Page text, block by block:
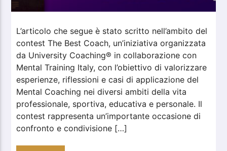
L’articolo che segue è stato scritto nell’ambito del
contest The Best Coach, un’iniziativa organizzata
da University Coaching® in collaborazione con
Mental Training Italy, con l’obiettivo di valorizzare
esperienze, riflessioni e casi di applicazione del
Mental Coaching nei diversi ambiti della vita
professionale, sportiva, educativa e personale. Il
contest rappresenta un’importante occasione di
confronto e condivisione […]